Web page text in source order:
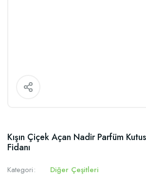
Kışın Çiçek Açan Nadir Parfüm
Fidanı
Kategori Diğer Çeşitleri